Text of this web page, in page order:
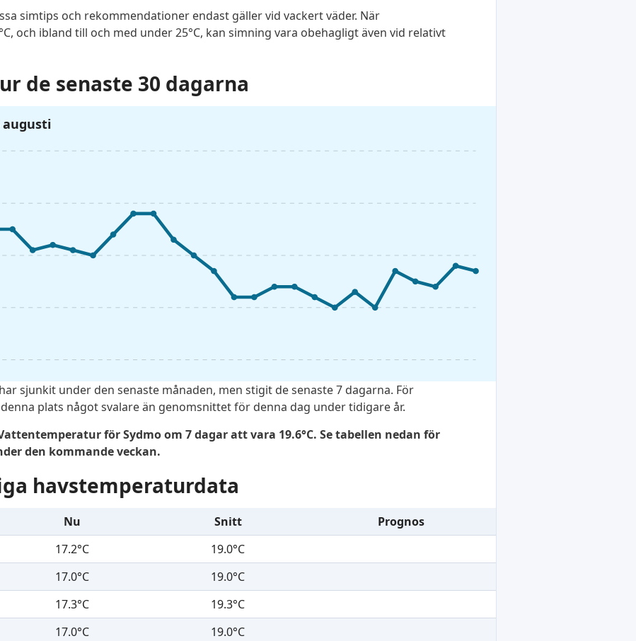
simtips och rekommendationer endast gäller vid vackert väder. När
och ibland till och med under 25°C, kan simning vara obehagligt även vid relativt
de senaste 30 dagarna
augusti
sjunkit under den senaste månaden, men stigit de senaste 7 dagarna. För
plats något svalare än genomsnittet för denna dag under tidigare år.
för Sydmo om 7 dagar att vara 19.6°C. Se tabellen nedan för
den kommande veckan.
havstemperaturdata
Nu Snitt
Prognos
17.2°C
19.0°C
17.0°C
19.0°C
17.3°C
19.3°C
17.0°C
19.0°C